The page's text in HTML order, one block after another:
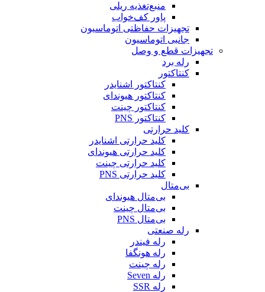
منبع‌تغذیه ریلی
پاور کف‌خواب
تجهیزات حفاظتی اتوماسیون
جانبی اتوماسیون
تجهیزات قطع و وصل
رله برد
کنتاکتور
کنتاکتور اشنایدر
کنتاکتور هیوندای
کنتاکتور چینت
کنتاکتور PNS
کلید حرارتی
کلید حرارتی اشنایدر
کلید حرارتی هیوندای
کلید حرارتی چینت
کلید حرارتی PNS
بی‌متال
بی‌متال هیوندای
بی‌متال چینت
بی‌متال PNS
رله صنعتی
رله فیندر
رله هونگفا
رله چینت
رله Seven
رله SSR